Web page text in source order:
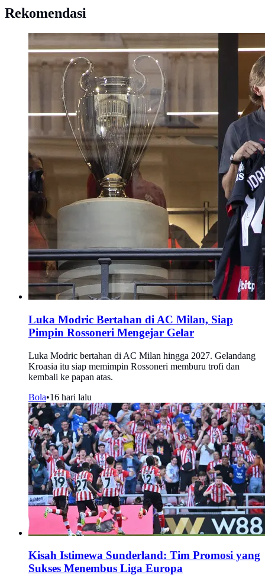
Rekomendasi
Luka Modric Bertahan di AC Milan, Siap
Pimpin Rossoneri Mengejar Gelar
Luka Modric bertahan di AC Milan hingga 2027. Gelandang
Kroasia itu siap memimpin Rossoneri memburu trofi dan
kembali ke papan atas.
Bola•16 hari lalu
Kisah Istimewa Sunderland: Tim Promosi yang
Sukses Menembus Liga Europa